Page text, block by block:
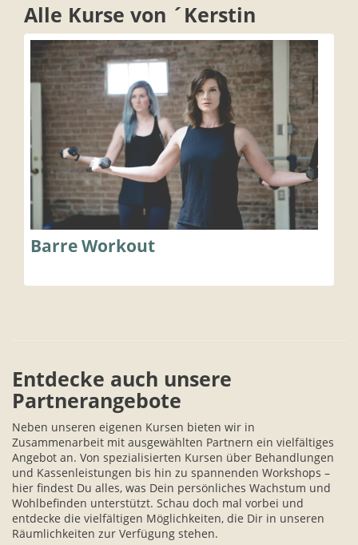
Alle Kurse von ´Kerstin
Barre Workout
Entdecke auch unsere
Partnerangebote
Neben unseren eigenen Kursen bieten wir in
Zusammenarbeit mit ausgewählten Partnern ein vielfältiges
Angebot an. Von spezialisierten Kursen über Behandlungen
und Kassenleistungen bis hin zu spannenden Workshops –
hier findest Du alles, was Dein persönliches Wachstum und
Wohlbefinden unterstützt. Schau doch mal vorbei und
entdecke die vielfältigen Möglichkeiten, die Dir in unseren
Räumlichkeiten zur Verfügung stehen.